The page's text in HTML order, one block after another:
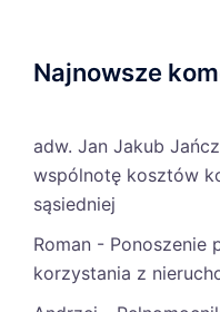
Najnowsze
adw. Jan Jakub
wspólnotę kosztów
sąsiedniej
Roman - Ponoszenie
korzystania z